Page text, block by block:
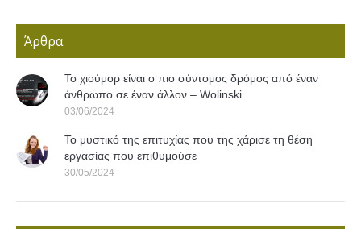
Άρθρα
Το χιούμορ είναι ο πιο σύντομος δρόμος από έναν
άνθρωπο σε έναν άλλον – Wolinski
03/06/2024
Το μυστικό της επιτυχίας που της χάρισε τη θέση
εργασίας που επιθυμούσε
30/05/2024